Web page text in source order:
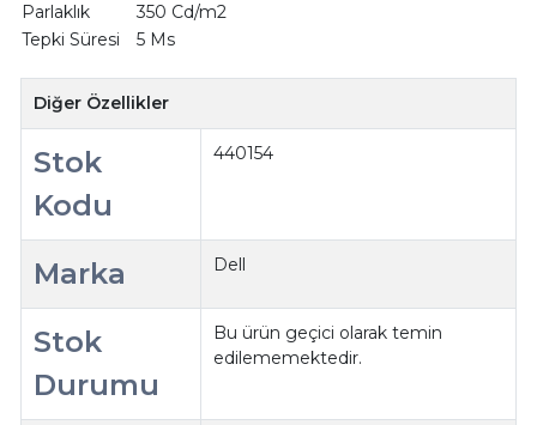
Parlaklık
350 Cd/m2
Tepki Süresi
5 Ms
Diğer Özellikler
Stok
Kodu
440154
Marka Dell
Stok
Durumu
Bu ürün geçici olarak temin
edilememektedir.